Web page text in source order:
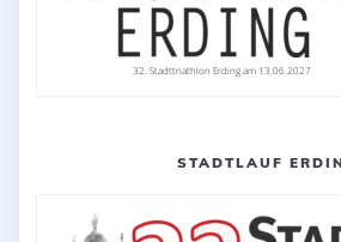
32. Stadttriathlon Erding am 13.06.2027
STADTLAUF